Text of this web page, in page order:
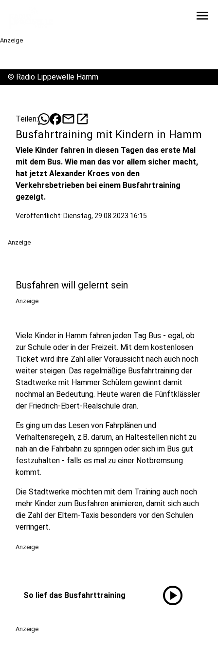
menu
Anzeige
© Radio Lippewelle Hamm
Teilen: mailopen_in_new
Busfahrtraining mit Kindern in Hamm
Viele Kinder fahren in diesen Tagen das erste Mal
mit dem Bus. Wie man das vor allem sicher macht,
hat jetzt Alexander Kroes von den
Verkehrsbetrieben bei einem Busfahrtraining
gezeigt.
Veröffentlicht: Dienstag, 29.08.2023 16:15
Anzeige
Busfahren will gelernt sein
Anzeige
Viele Kinder in Hamm fahren jeden Tag Bus - egal, ob
zur Schule oder in der Freizeit. Mit dem kostenlosen
Ticket wird ihre Zahl aller Voraussicht nach auch noch
weiter steigen. Das regelmäßige Busfahrtraining der
Stadtwerke mit Hammer Schülern gewinnt damit
nochmal an Bedeutung. Heute waren die Fünftklässler
der Friedrich-Ebert-Realschule dran.
Es ging um das Lesen von Fahrplänen und
Verhaltensregeln, z.B. darum, an Haltestellen nicht zu
nah an die Fahrbahn zu springen oder sich im Bus gut
festzuhalten - falls es mal zu einer Notbremsung
kommt.
Die Stadtwerke möchten mit dem Training auch noch
mehr Kinder zum Busfahren animieren, damit sich auch
die Zahl der Eltern-Taxis besonders vor den Schulen
verringert.
Anzeige
So lief das Busfahrttraining play_circle
Anzeige